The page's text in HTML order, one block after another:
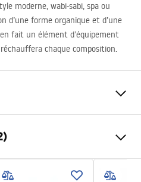
moderne, wabi-sabi, spa ou
d’une forme organique et d’une
fait un élément d’équipement
chaque composition.
composite)
Beige, Aspect pierre